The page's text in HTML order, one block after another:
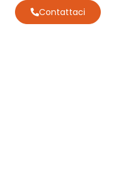
Contattaci